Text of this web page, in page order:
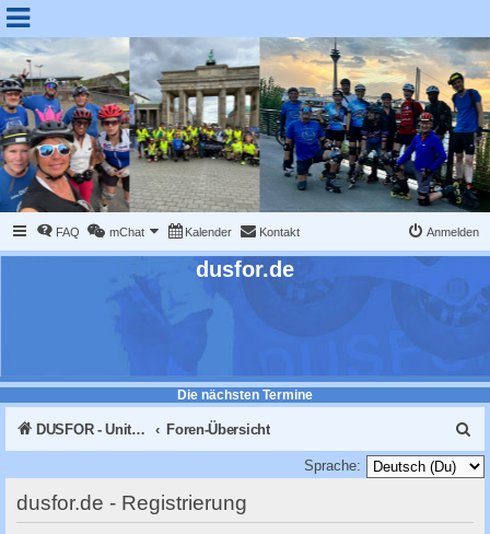
FAQ mChat Kalender Kontakt Anmelden
dusfor.de
Die nächsten Termine
DUSFOR - United Sk8 Nations :: Inline skaten in Düsseldorf Foren-Übersicht
u
h
Sprache:
dusfor.de - Registrierung